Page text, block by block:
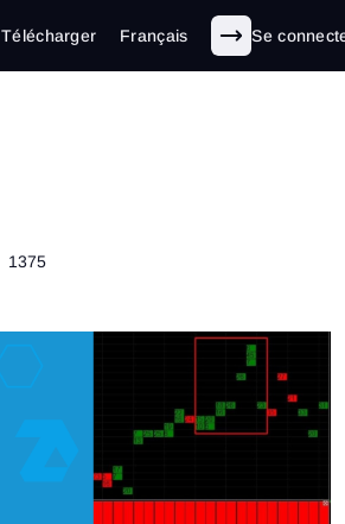
Télécharger Français Se
1375